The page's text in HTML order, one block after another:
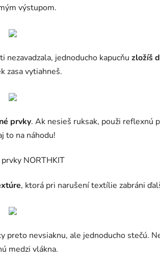
výstupom.
jednoducho kapucňu zložíš
zasa vytiahneš.
prvky. Ak nesieš ruksak, použi reflexnú
to na náhodu!
, ktorá pri narušení textílie zabráni
preto nevsiaknu, ale jednoducho stečú.
medzi vlákna.